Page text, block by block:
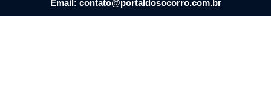
Email: contato@portaldosocorro.com.br